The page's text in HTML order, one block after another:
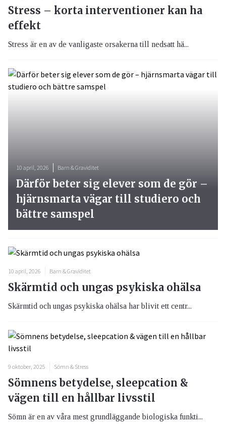
Stress – korta interventioner kan ha
effekt
Stress är en av de vanligaste orsakerna till nedsatt hä...
10 april, 2026 Barn & Graviditet
Därför beter sig elever som de gör –
hjärnsmarta vägar till studiero och
bättre samspel
10 april, 2026 Barn & Graviditet
Skärmtid och ungas psykiska ohälsa
Skärmtid och ungas psykiska ohälsa har blivit ett centr...
9 oktober, 2025 Sömn & Stress
Sömnens betydelse, sleepcation &
vägen till en hållbar livsstil
Sömn är en av våra mest grundläggande biologiska funkti...